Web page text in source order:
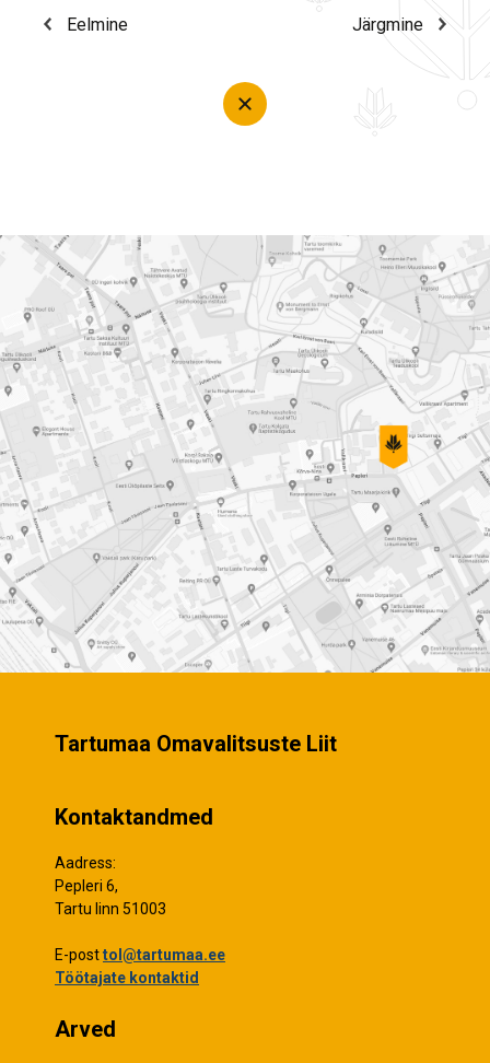
Eelmine Järgmine
Tartumaa Omavalitsuste Liit
Kontaktandmed
Aadress:
Pepleri 6,
Tartu linn 51003
E-posttol@tartumaa.ee
Töötajate kontaktid
Arved